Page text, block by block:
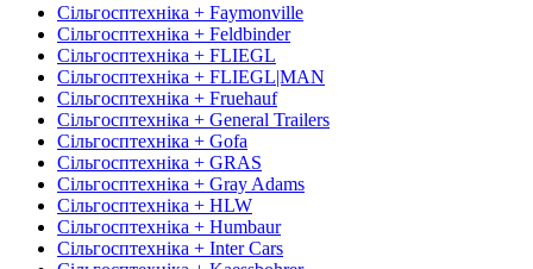
Сільгосптехніка + Faymonville
Сільгосптехніка + Feldbinder
Сільгосптехніка + FLIEGL
Сільгосптехніка + FLIEGL|MAN
Сільгосптехніка + Fruehauf
Сільгосптехніка + General Trailers
Сільгосптехніка + Gofa
Сільгосптехніка + GRAS
Сільгосптехніка + Gray Adams
Сільгосптехніка + HLW
Сільгосптехніка + Humbaur
Сільгосптехніка + Inter Cars